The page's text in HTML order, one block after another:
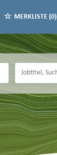
MERKLISTE (0)